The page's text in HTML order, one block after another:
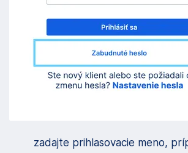
zadajte prihlasovacie meno,